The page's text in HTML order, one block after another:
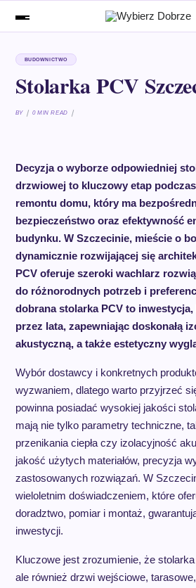
BUDOWNICTWO
Stolarka PCV
BY 0 MIN READ
Decyzja o wyborze odpowiedniej
drzwiowej to kluczowy etap
remontu domu, który ma
bezpieczeństwo oraz efektywność
budynku. W Szczecinie, mieście o
dynamicznie rozwijającej się
PCV oferuje szeroki wachlarz
do różnorodnych potrzeb i
dobrana stolarka PCV to
przez lata, zapewniając doskonałą
akustyczną, a także estetyczny
Wybór dostawcy i konkretnych
wyzwaniem, dlatego warto przyjrzeć
powinna posiadać wysokiej jakości
mają nie tylko parametry techniczne,
przenikania ciepła czy izolacyjność
jakość użytych materiałów, precyzja
zastosowanych rozwiązań. W
wieloletnim doświadczeniem, które
doradztwo, pomiar i montaż,
inwestycji.
Kluczowe jest zrozumienie, że
ale również drzwi wejściowe,